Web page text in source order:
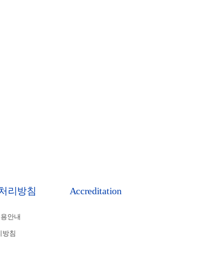
리방침
안내
방침
Accreditation